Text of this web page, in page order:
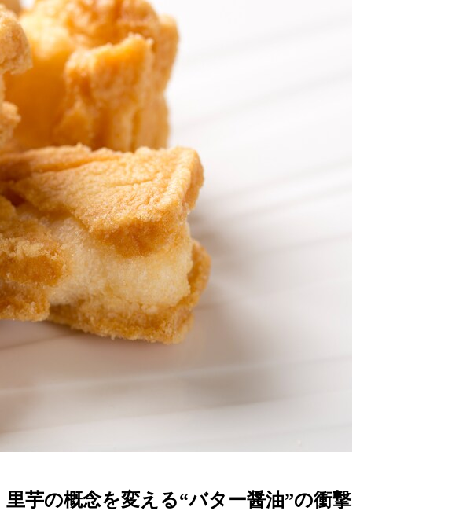
芋の概念を変える“バター醤油”の衝撃